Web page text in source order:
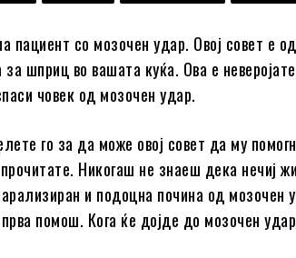
пациент со мозочен удар. Овој совет е
шприц во вашата куќа. Ова е
човек од мозочен удар.
го за да може овој совет да му
Никогаш не знаеш дека нечиј
и подоцна почина од мозочен
помош. Кога ќе дојде до мозочен